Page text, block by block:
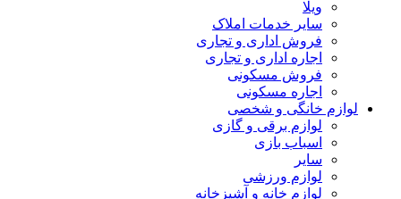
ویلا
سایر خدمات املاک
فروش اداری و تجاری
اجاره اداری و تجاری
فروش مسکونی
اجاره مسکونی
لوازم خانگی و شخصی
لوازم برقی و گازی
اسباب بازی
سایر
لوازم ورزشی
لوازم خانه و آشپزخانه